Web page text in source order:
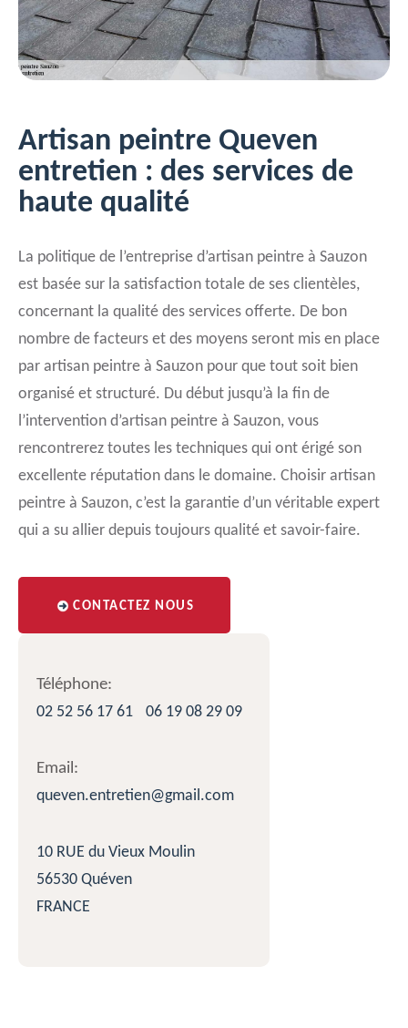
Artisan peintre Queven
entretien : des services de
haute qualité
La politique de l’entreprise d’artisan peintre à Sauzon
est basée sur la satisfaction totale de ses clientèles,
concernant la qualité des services offerte. De bon
nombre de facteurs et des moyens seront mis en place
par artisan peintre à Sauzon pour que tout soit bien
organisé et structuré. Du début jusqu’à la fin de
l’intervention d’artisan peintre à Sauzon, vous
rencontrerez toutes les techniques qui ont érigé son
excellente réputation dans le domaine. Choisir artisan
peintre à Sauzon, c’est la garantie d’un véritable expert
qui a su allier depuis toujours qualité et savoir-faire.
CONTACTEZ NOUS
Téléphone:
02 52 56 17 61
06 19 08 29 09
Email:
queven.entretien@gmail.com
10 RUE du Vieux Moulin
56530 Quéven
FRANCE